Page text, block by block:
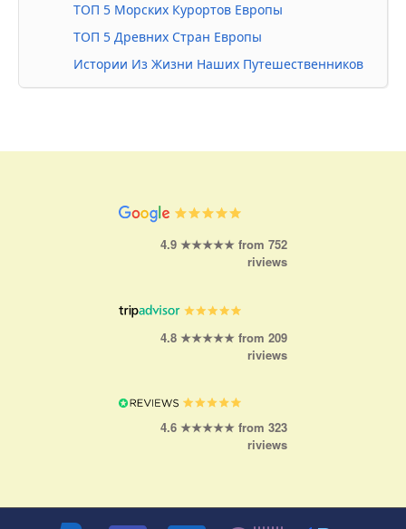
ТОП 5 Морских Курортов Европы
ТОП 5 Древних Стран Европы
Истории Из Жизни Наших Путешественников
4.9 ★★★★★ from 752
riviews
4.8 ★★★★★ from 209
riviews
4.6 ★★★★★ from 323
riviews